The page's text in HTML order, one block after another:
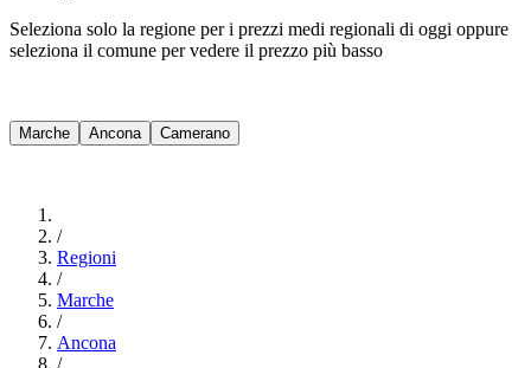
Seleziona solo la regione per i prezzi medi regionali di oggi oppure
seleziona il comune per vedere il prezzo più basso
Marche Ancona Camerano
/
Regioni
/
Marche
/
Ancona
/